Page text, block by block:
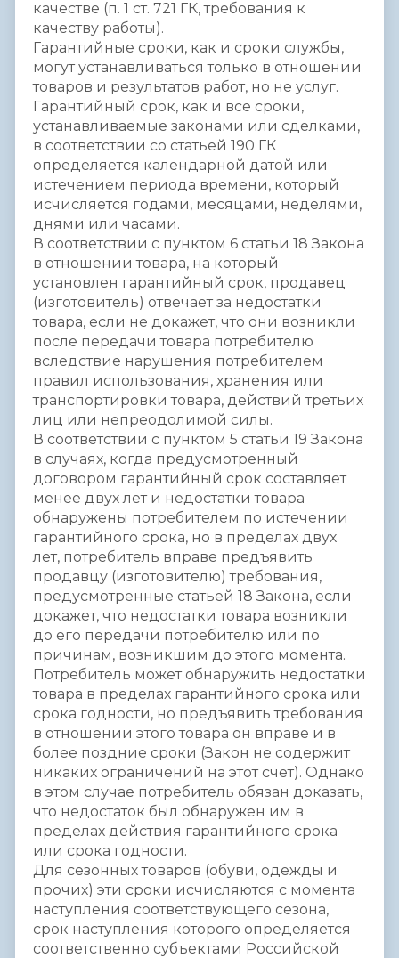
качестве (п. 1 ст. 721 ГК, требования к
качеству работы).
Гарантийные сроки, как и сроки службы,
могут устанавливаться только в отношении
товаров и результатов работ, но не услуг.
Гарантийный срок, как и все сроки,
устанавливаемые законами или сделками,
в соответствии со статьей 190 ГК
определяется календарной датой или
истечением периода времени, который
исчисляется годами, месяцами, неделями,
днями или часами.
В соответствии с пунктом 6 статьи 18 Закона
в отношении товара, на который
установлен гарантийный срок, продавец
(изготовитель) отвечает за недостатки
товара, если не докажет, что они возникли
после передачи товара потребителю
вследствие нарушения потребителем
правил использования, хранения или
транспортировки товара, действий третьих
лиц или непреодолимой силы.
В соответствии с пунктом 5 статьи 19 Закона
в случаях, когда предусмотренный
договором гарантийный срок составляет
менее двух лет и недостатки товара
обнаружены потребителем по истечении
гарантийного срока, но в пределах двух
лет, потребитель вправе предъявить
продавцу (изготовителю) требования,
предусмотренные статьей 18 Закона, если
докажет, что недостатки товара возникли
до его передачи потребителю или по
причинам, возникшим до этого момента.
Потребитель может обнаружить недостатки
товара в пределах гарантийного срока или
срока годности, но предъявить требования
в отношении этого товара он вправе и в
более поздние сроки (Закон не содержит
никаких ограничений на этот счет). Однако
в этом случае потребитель обязан доказать,
что недостаток был обнаружен им в
пределах действия гарантийного срока
или срока годности.
Для сезонных товаров (обуви, одежды и
прочих) эти сроки исчисляются с момента
наступления соответствующего сезона,
срок наступления которого определяется
соответственно субъектами Российской